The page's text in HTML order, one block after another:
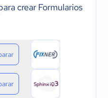
crear Formularios